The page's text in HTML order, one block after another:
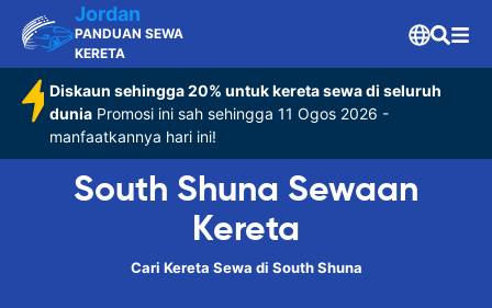
Jordan
PANDUAN SEWA
KERETA
Diskaun sehingga 20% untuk kereta sewa di seluruh
dunia Promosi ini sah sehingga 11 Ogos 2026 -
manfaatkannya hari ini!
South Shuna Sewaan
Kereta
Cari Kereta Sewa di South Shuna